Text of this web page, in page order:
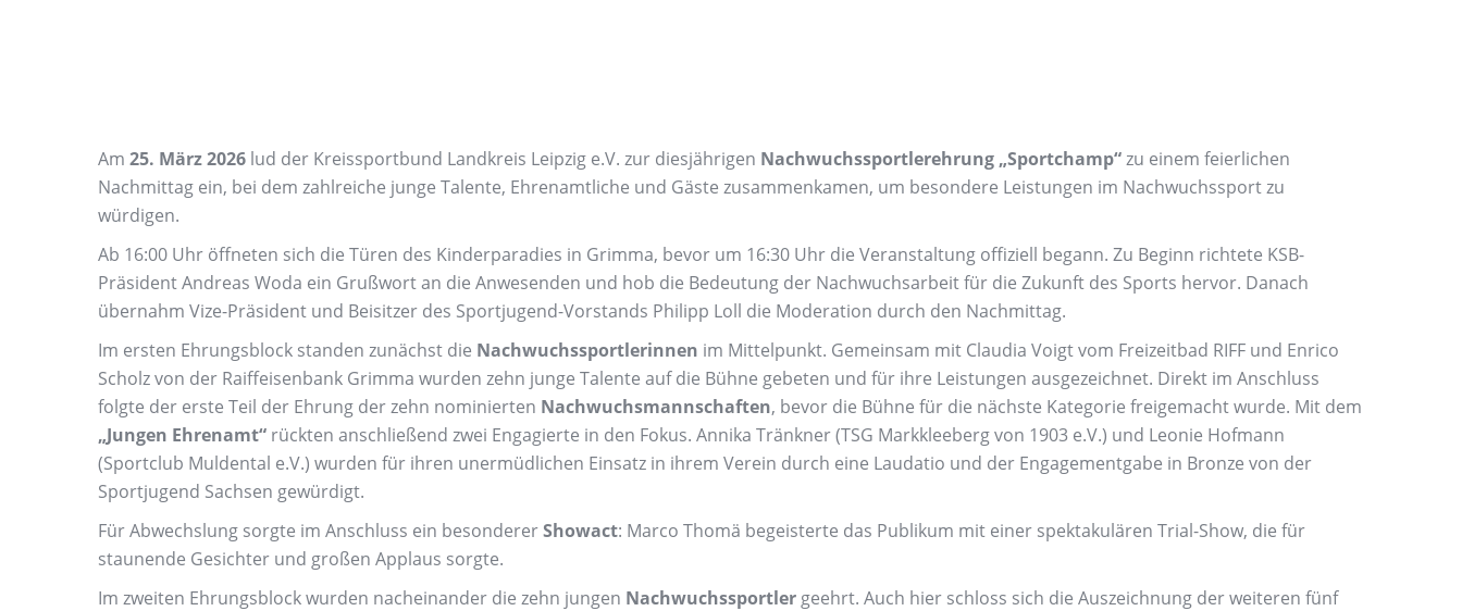
Am 25. März 2026 lud der Kreissportbund Landkreis Leipzig e.V. zur diesjährigen Nachwuchssportlerehrung „Sportchamp“zu einem feierlichen
Nachmittag ein, bei dem zahlreiche junge Talente, Ehrenamtliche und Gäste zusammenkamen, um besondere Leistungen im Nachwuchssport zu
würdigen.
Ab 16:00 Uhr öffneten sich die Türen des Kinderparadies in Grimma, bevor um 16:30 Uhr die Veranstaltung offiziell begann. Zu Beginn richtete KSB-
Präsident Andreas Woda ein Grußwort an die Anwesenden und hob die Bedeutung der Nachwuchsarbeit für die Zukunft des Sports hervor. Danach
übernahm Vize-Präsident und Beisitzer des Sportjugend-Vorstands Philipp Loll die Moderation durch den Nachmittag.
Im ersten Ehrungsblock standen zunächst die Nachwuchssportlerinnen im Mittelpunkt. Gemeinsam mit Claudia Voigt vom Freizeitbad RIFF und Enrico
Scholz von der Raiffeisenbank Grimma wurden zehn junge Talente auf die Bühne gebeten und für ihre Leistungen ausgezeichnet. Direkt im Anschluss
folgte der erste Teil der Ehrung der zehn nominierten Nachwuchsmannschaften, bevor die Bühne für die nächste Kategorie freigemacht wurde. Mit dem
„Jungen Ehrenamt“ rückten anschließend zwei Engagierte in den Fokus. Annika Tränkner (TSG Markkleeberg von 1903 e.V.) und Leonie Hofmann
(Sportclub Muldental e.V.) wurden für ihren unermüdlichen Einsatz in ihrem Verein durch eine Laudatio und der Engagementgabe in Bronze von der
Sportjugend Sachsen gewürdigt.
Für Abwechslung sorgte im Anschluss ein besondererShowact: Marco Thomä begeisterte das Publikum mit einer spektakulären Trial-Show, die für
staunende Gesichter und großen Applaus sorgte.
Im zweiten Ehrungsblock wurden nacheinander die zehn jungen Nachwuchssportler geehrt. Auch hier schloss sich die Auszeichnung der weiteren fünf